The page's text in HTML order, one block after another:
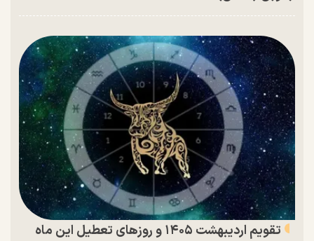
تقویم اردیبهشت ۱۴۰۵ و روز‌های تعطیل این ماه